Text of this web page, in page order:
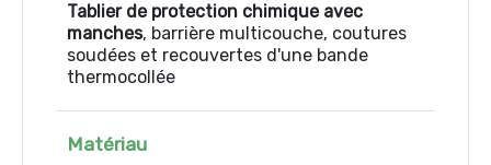
Tablier de protection chimique avec
manches, barrière multicouche, coutures
soudées et recouvertes d'une bande
thermocollée
Matériau